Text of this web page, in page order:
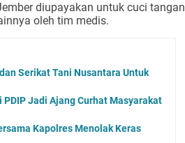
diupayakan untuk cuci tangan
oleh tim medis.
Serikat Tani Nusantara Untuk
PDIP Jadi Ajang Curhat Masyarakat
Kapolres Menolak Keras